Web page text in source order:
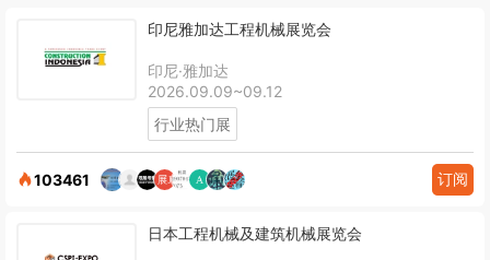
印尼雅加达工程机械展览会
印尼·雅加达
2026.09.09~09.12
行业热门展
103461 订阅
日本工程机械及建筑机械展览会